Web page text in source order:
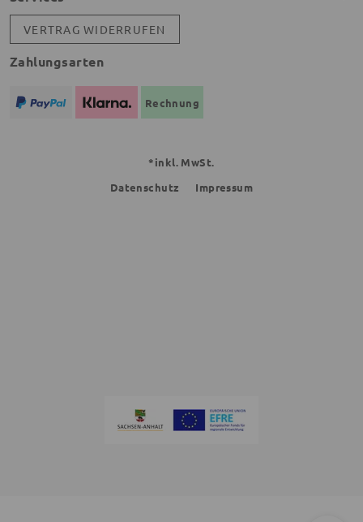
VERTRAG WIDERRUFEN
Zahlungsarten
Rechnung
*inkl. MwSt.
Datenschutz
Impressum